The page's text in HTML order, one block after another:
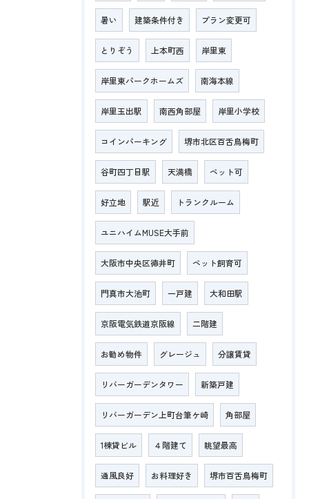
暑い 建築条件付き プラン変更可
とりぞう 上本町西 岸里東
岸里東パークホームズ 南海本線
岸里玉出駅 南西角部屋 岸里小学校
コインパーキング 堺市北区百舌鳥梅町
谷町四丁目駅 天満橋 ペット可
好立地 駅近 トランクルーム
ユニハイムMUSE大手前
大阪市中央区徳井町 ペット飼育可
門真市大池町 一戸建 大和田駅
京阪電気鉄道京阪線 二階建
お勧め物件 グレージュ 分譲賃貸
リバーガーデンタワー 新築戸建
リバーガーデン上町台筆ケ崎 角部屋
1棟貸ビル ４階建て 眺望最高
通風良好 お料理好き 堺市百舌鳥梅町